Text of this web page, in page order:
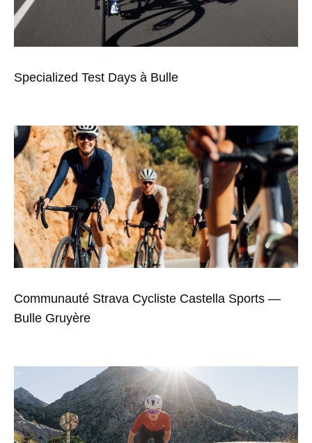
Specialized Test Days à Bulle
Communauté Strava Cycliste Castella Sports —
Bulle Gruyère